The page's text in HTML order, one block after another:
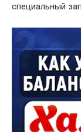
специальный